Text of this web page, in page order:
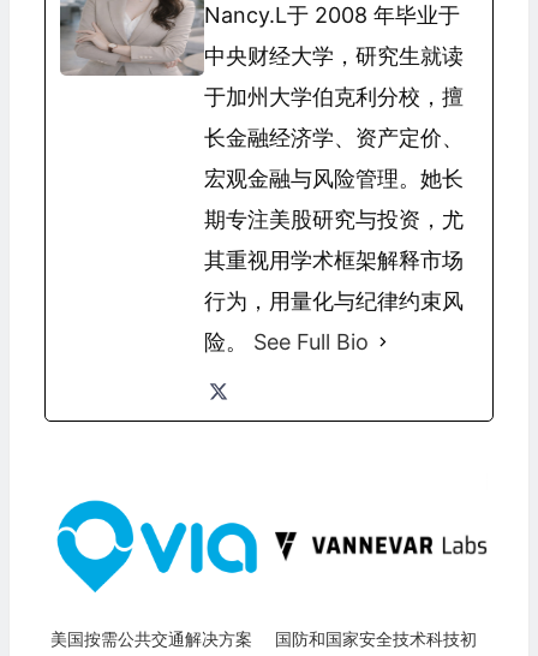
Nancy.L于 2008 年毕业于
中央财经大学，研究生就读
于加州大学伯克利分校，擅
长金融经济学、资产定价、
宏观金融与风险管理。她长
期专注美股研究与投资，尤
其重视用学术框架解释市场
行为，用量化与纪律约束风
险。 See Full Bio
美国按需公共交通解决方案
国防和国家安全技术科技初